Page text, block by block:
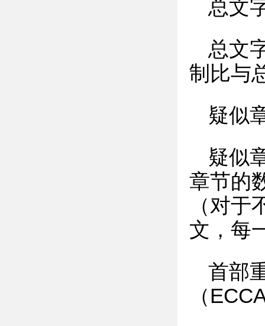
总文
总文
制比与
疑似
疑似
章节的
（对
文，每
首部
（